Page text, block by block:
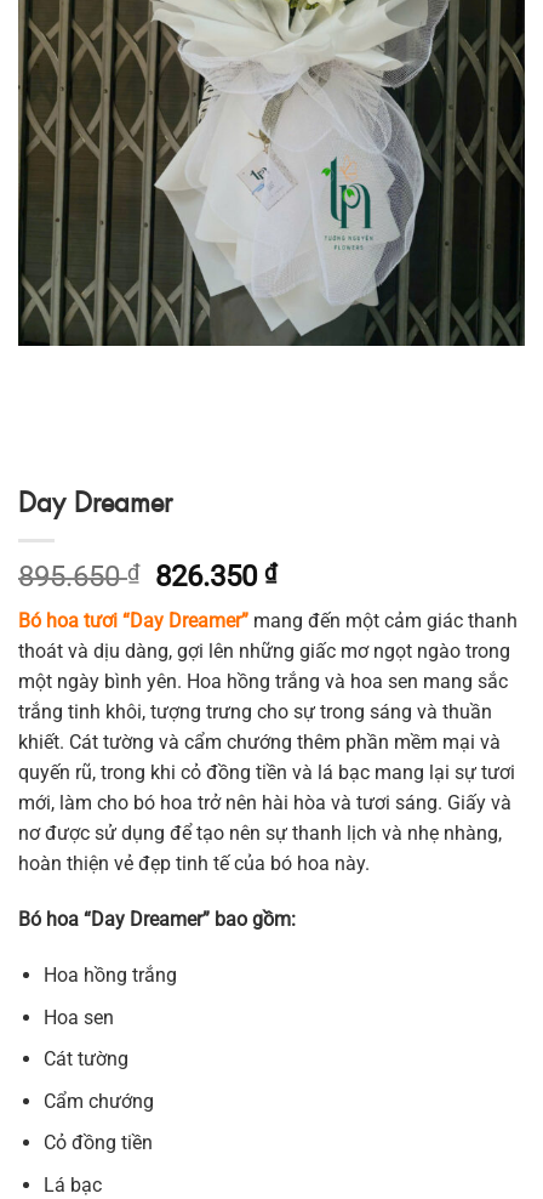
Day Dreamer
895.650₫
Giá
gốc
là:
895.650 ₫.
826.350₫Giá
hiện
tại
là:
826.350 ₫.
Bó hoa tươi “Day Dreamer” mang đến một cảm giác thanh
thoát và dịu dàng, gợi lên những giấc mơ ngọt ngào trong
một ngày bình yên. Hoa hồng trắng và hoa sen mang sắc
trắng tinh khôi, tượng trưng cho sự trong sáng và thuần
khiết. Cát tường và cẩm chướng thêm phần mềm mại và
quyến rũ, trong khi cỏ đồng tiền và lá bạc mang lại sự tươi
mới, làm cho bó hoa trở nên hài hòa và tươi sáng. Giấy và
nơ được sử dụng để tạo nên sự thanh lịch và nhẹ nhàng,
hoàn thiện vẻ đẹp tinh tế của bó hoa này.
Bó hoa “Day Dreamer” bao gồm:
Hoa hồng trắng
Hoa sen
Cát tường
Cẩm chướng
Cỏ đồng tiền
Lá bạc